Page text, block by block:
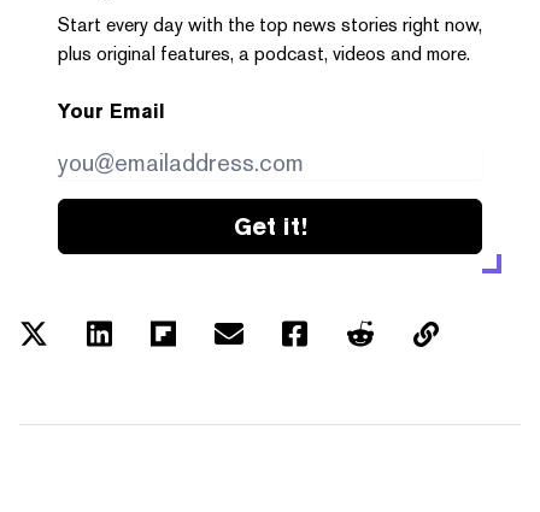
Start every day with the top news stories right now,
plus original features, a podcast, videos and more.
Your Email
Get it!